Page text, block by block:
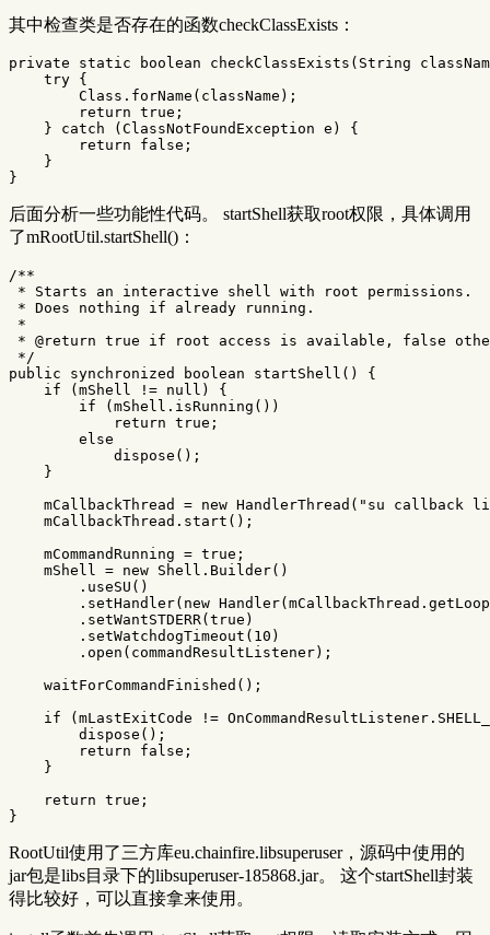
其中检查类是否存在的函数checkClassExists：
private static boolean checkClassExists ( String
try {
Class . forName ( className );
return true ;
}
catch ( ClassNotFoundException e )
{
return
false ;
}
}
后面分析一些功能性代码。 startShell获取root权限，具体调用
了mRootUtil.startShell()：
/**
* Starts an interactive shell with root permissions.
* Does nothing if already running.
*
* @return true if root access is available, false
*/
public
synchronized boolean startShell ()
{
if
( mShell != null )
{
if
( mShell . isRunning ())
return true ;
else
dispose ();
}
mCallbackThread
= new HandlerThread ( "su callback
mCallbackThread . start ();
mCommandRunning = true ;
mShell
= new Shell . Builder()
. useSU ()
. setHandler( new Handler( mCallbackThread .
. setWantSTDERR( true )
. setWatchdogTimeout ( 10 )
. open ( commandResultListener);
waitForCommandFinished ();
if
( mLastExitCode != OnCommandResultListener .
dispose ();
return
false ;
}
return true ;
}
RootUtil使用了三方库eu.chainfire.libsuperuser，源码中使用的
jar包是libs目录下的libsuperuser-185868.jar。 这个startShell封装
得比较好，可以直接拿来使用。